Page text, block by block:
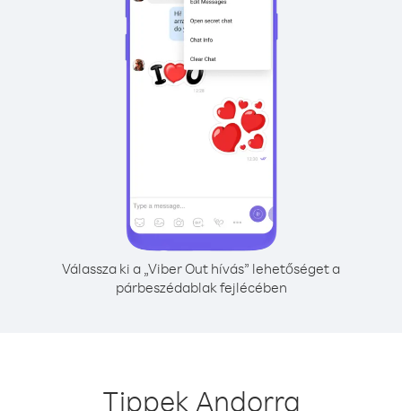
Válassza ki a „Viber Out hívás” lehetőséget a
párbeszédablak fejlécében
Tippek Andorra